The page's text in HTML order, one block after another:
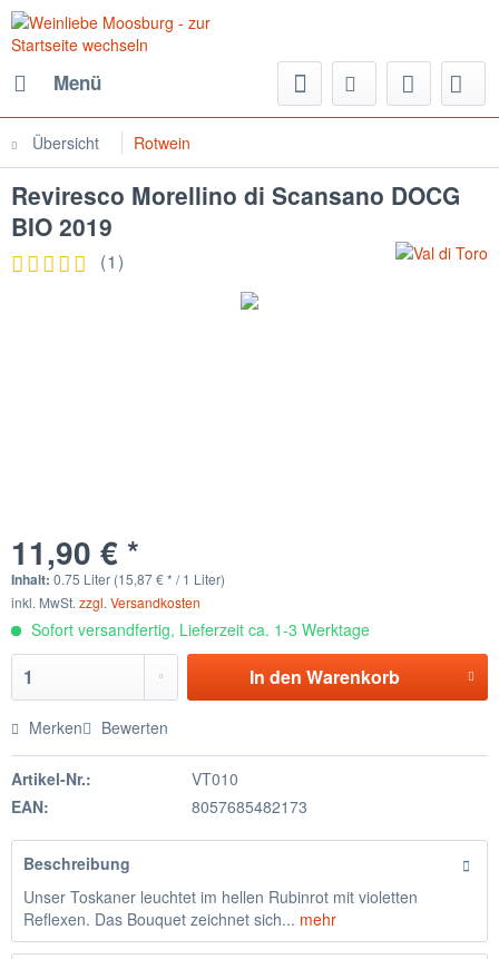
Menü
Übersicht Rotwein
Reviresco Morellino di Scansano DOCG
BIO 2019
(1)
11,90 € *
Inhalt: 0.75 Liter (15,87 € * / 1 Liter)
inkl. MwSt. zzgl. Versandkosten
Sofort versandfertig, Lieferzeit ca. 1-3 Werktage
In den Warenkorb
Merken Bewerten
Artikel-Nr.:
VT010
EAN:
8057685482173
Beschreibung
Unser Toskaner leuchtet im hellen Rubinrot mit violetten
Reflexen. Das Bouquet zeichnet sich... mehr